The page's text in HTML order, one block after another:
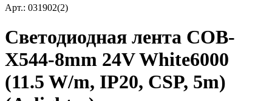
Арт.: 031902(2)
Светодиодная лента COB-
X544-8mm 24V White6000
(11.5 W/m, IP20, CSP, 5m)